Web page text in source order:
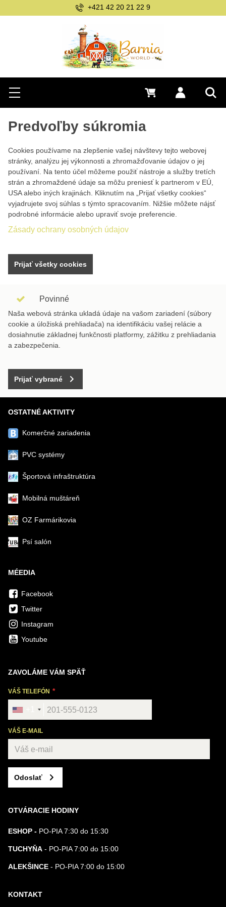
Hľadať
Menu Prihlásiť sa
0 €
+421 42 20 21 22 9
Predvoľby súkromia
Cookies používame na zlepšenie vašej návštevy tejto webovej
stránky, analýzu jej výkonnosti a zhromažďovanie údajov o jej
používaní. Na tento účel môžeme použiť nástroje a služby tretích
strán a zhromaždené údaje sa môžu preniesť k partnerom v EÚ,
USA alebo iných krajinách. Kliknutím na „Prijať všetky cookies“
vyjadrujete svoj súhlas s týmto spracovaním. Nižšie môžete nájsť
podrobné informácie alebo upraviť svoje preferencie.
Zásady ochrany osobných údajov
Prijať všetky cookies
Povinné
Naša webová stránka ukladá údaje na vašom zariadení (súbory
cookie a úložiská prehliadača) na identifikáciu vašej relácie a
dosiahnutie základnej funkčnosti platformy, zážitku z prehliadania
a zabezpečenia.
Prijať vybrané
OSTATNÉ AKTIVITY
Komerčné zariadenia
PVC systémy
Športová infraštruktúra
Mobilná muštáreň
OZ Farmárikovia
Psí salón
MÉEDIA
Facebook
Twitter
Instagram
Youtube
ZAVOLÁME VÁM SPÄŤ
VÁŠ TELEFÓN
VÁŠ E-MAIL
Odoslať
OTVÁRACIE HODINY
ESHOP - PO-PIA 7:30 do 15:30
TUCHYŇA - PO-PIA 7:00 do 15:00
ALEKŠINCE - PO-PIA 7:00 do 15:00
KONTAKT